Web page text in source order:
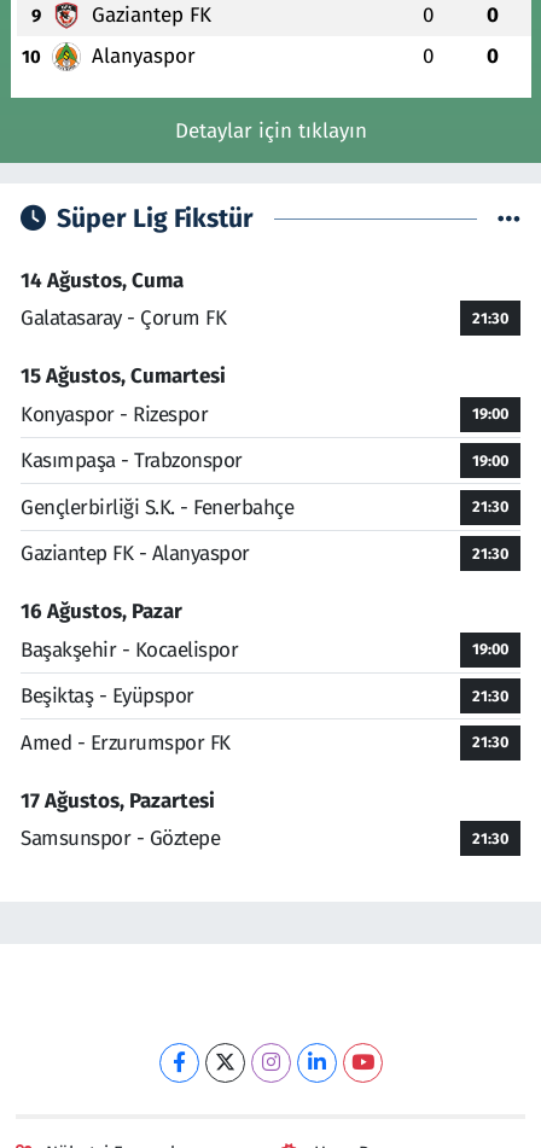
9 Gaziantep FK 0 0
10 Alanyaspor 0 0
Detaylar için tıklayın
Süper Lig Fikstür
14 Ağustos, Cuma
Galatasaray - Çorum FK
21:30
15 Ağustos, Cumartesi
Konyaspor - Rizespor
19:00
Kasımpaşa - Trabzonspor 19:00
Gençlerbirliği S.K. - Fenerbahçe 21:30
Gaziantep FK - Alanyaspor 21:30
16 Ağustos, Pazar
Başakşehir - Kocaelispor
19:00
Beşiktaş - Eyüpspor 21:30
Amed - Erzurumspor FK 21:30
17 Ağustos, Pazartesi
Samsunspor - Göztepe
21:30